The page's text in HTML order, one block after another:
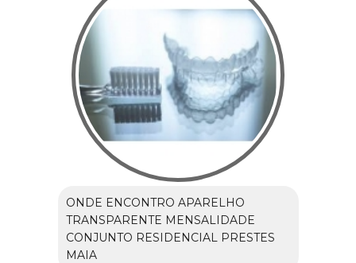
ONDE ENCONTRO APARELHO
TRANSPARENTE MENSALIDADE
CONJUNTO RESIDENCIAL PRESTES
MAIA